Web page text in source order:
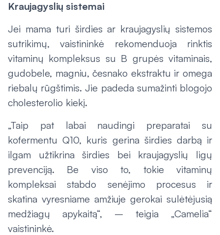
Kraujagyslių sistemai
Jei mama turi širdies ar kraujagyslių sistemos
sutrikimų, vaistininkė rekomenduoja rinktis
vitaminų kompleksus su B grupės vitaminais,
gudobele, magniu, česnako ekstraktu ir omega
riebalų rūgštimis. Jie padeda sumažinti blogojo
cholesterolio kiekį.
„Taip pat labai naudingi preparatai su
kofermentu Q10, kuris gerina širdies darbą ir
ilgam užtikrina širdies bei kraujagyslių ligų
prevenciją. Be viso to, tokie vitaminų
kompleksai stabdo senėjimo procesus ir
skatina vyresniame amžiuje gerokai sulėtėjusią
medžiagų apykaitą“, – teigia „Camelia“
vaistininkė.